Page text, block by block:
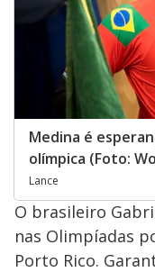
Medina é
olímpica (Foto:
Lance
O brasileiro
nas Olimpíadas
Porto Rico.